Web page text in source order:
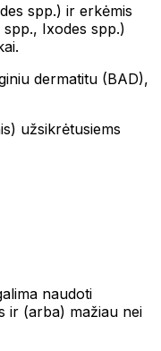
spp.) ir erkėmis
Ixodes spp.)
dermatitu (BAD),
užsikrėtusiems
naudoti
ir (arba) mažiau nei